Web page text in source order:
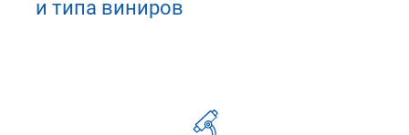
2 плана лечения с честной
и типа виниров